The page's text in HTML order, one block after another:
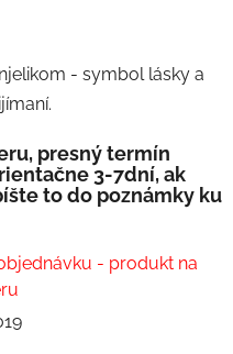
- symbol lásky a
presný termín
3-7dní, ak
to do poznámky ku
- produkt na